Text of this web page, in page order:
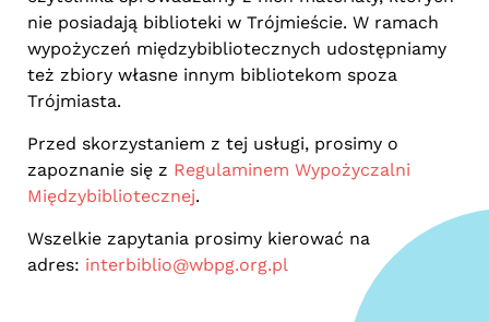
nie posiadają biblioteki w Trójmieście. W ramach
wypożyczeń międzybibliotecznych udostępniamy
też zbiory własne innym bibliotekom spoza
Trójmiasta.
Przed skorzystaniem z tej usługi, prosimy o
zapoznanie się z Regulaminem Wypożyczalni
Międzybibliotecznej.
Wszelkie zapytania prosimy kierować na
adres: interbiblio@wbpg.org.pl